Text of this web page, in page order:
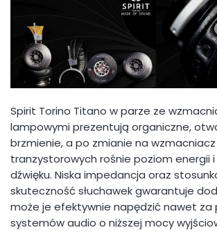
Spirit Torino Titano w parze ze
lampowymi prezentują organiczne,
brzmienie, a po zmianie na wzmacniacz
tranzystorowych rośnie poziom energii
dźwięku. Niska impedancja oraz
skuteczność słuchawek gwarantuje
może je efektywnie napędzić nawet za
systemów audio o niższej mocy